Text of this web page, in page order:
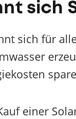
sich
sich für
einer